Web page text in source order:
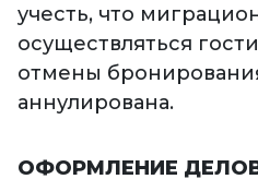
учесть, что
осуществляться
отмены
аннулирована.
ОФОРМЛЕНИЕ